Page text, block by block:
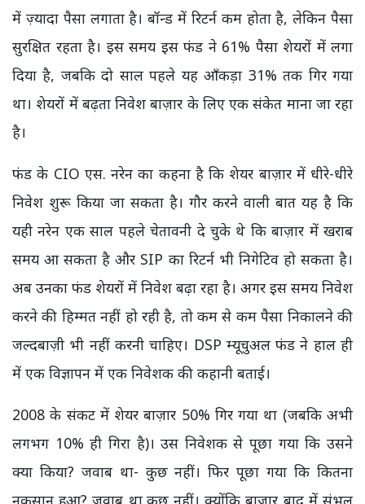
में ज़्यादा पैसा लगाता है। बॉन्ड में रिटर्न कम होता है, लेकिन पैसा
सुरक्षित रहता है। इस समय इस फंड ने 61% पैसा शेयरों में लगा
दिया है, जबकि दो साल पहले यह आँकड़ा 31% तक गिर गया
था। शेयरों में बढ़ता निवेश बाज़ार के लिए एक संकेत माना जा रहा
है।
फंड के CIO एस. नरेन का कहना है कि शेयर बाज़ार में धीरे-धीरे
निवेश शुरू किया जा सकता है। गौर करने वाली बात यह है कि
यही नरेन एक साल पहले चेतावनी दे चुके थे कि बाज़ार में खराब
समय आ सकता है और SIP का रिटर्न भी निगेटिव हो सकता है।
अब उनका फंड शेयरों में निवेश बढ़ा रहा है। अगर इस समय निवेश
करने की हिम्मत नहीं हो रही है, तो कम से कम पैसा निकालने की
जल्दबाज़ी भी नहीं करनी चाहिए। DSP म्यूचुअल फंड ने हाल ही
में एक विज्ञापन में एक निवेशक की कहानी बताई।
2008 के संकट में शेयर बाज़ार 50% गिर गया था (जबकि अभी
लगभग 10% ही गिरा है)। उस निवेशक से पूछा गया कि उसने
क्या किया? जवाब था- कुछ नहीं। फिर पूछा गया कि कितना
नुकसान हुआ? जवाब था,कुछ नहीं। क्योंकि बाज़ार बाद में संभल